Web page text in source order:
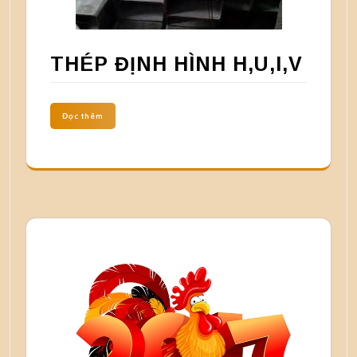
THÉP ĐỊNH HÌNH H,U,I,V
Đọc thêm